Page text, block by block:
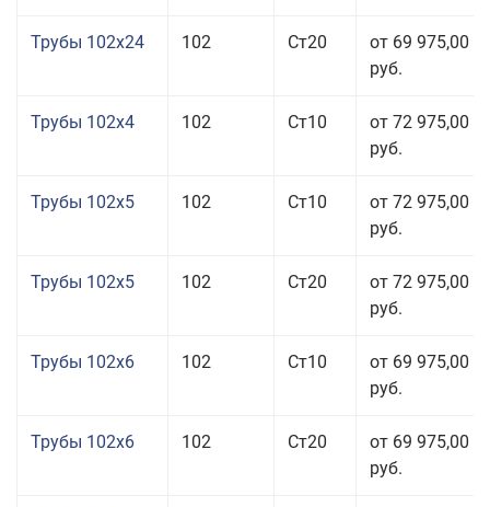
Трубы 102x24 102 Ст20
от 69 975,00
руб.
Трубы 102x4 102 Ст10
от 72 975,00
руб.
Трубы 102x5 102 Ст10
от 72 975,00
руб.
Трубы 102x5 102 Ст20
от 72 975,00
руб.
Трубы 102x6 102 Ст10
от 69 975,00
руб.
Трубы 102x6 102 Ст20
от 69 975,00
руб.